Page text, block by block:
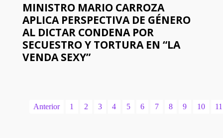
MINISTRO MARIO CARROZA
APLICA PERSPECTIVA DE GÉNERO
AL DICTAR CONDENA POR
SECUESTRO Y TORTURA EN “LA
VENDA SEXY”
Anterior 1 2 3 4 5 6 7 8 9 10 11